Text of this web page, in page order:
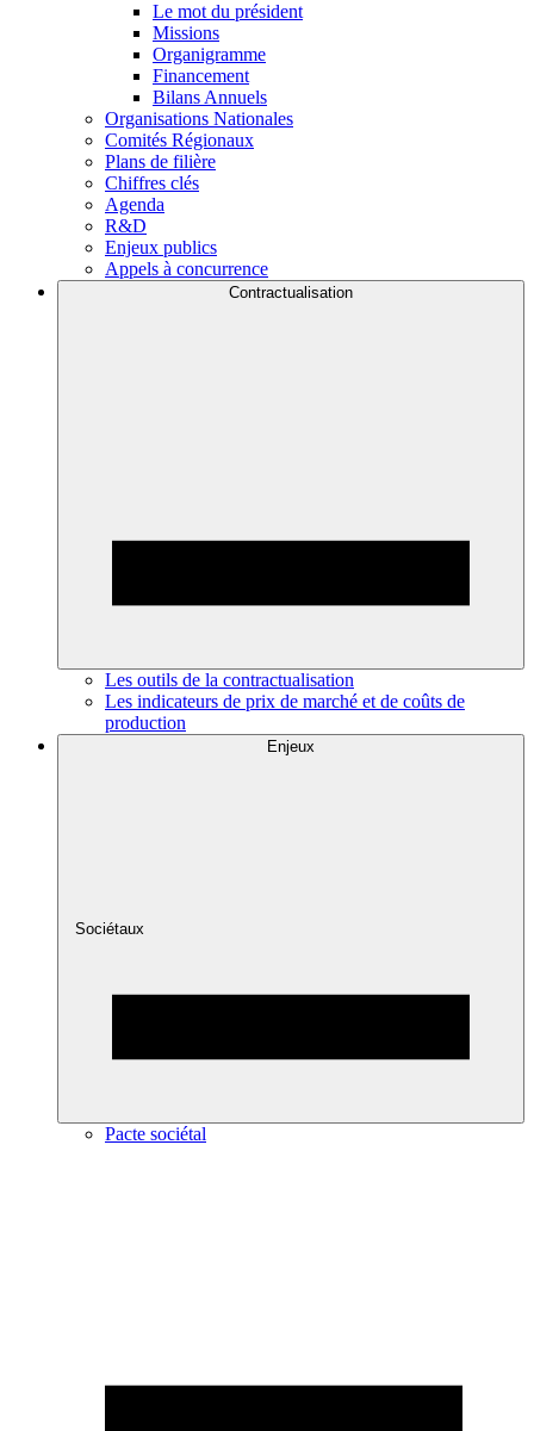
Le mot du président
Missions
Organigramme
Financement
Bilans Annuels
Organisations Nationales
Comités Régionaux
Plans de filière
Chiffres clés
Agenda
R&D
Enjeux publics
Appels à concurrence
Contractualisation
Les outils de la contractualisation
Les indicateurs de prix de marché et de coûts de
production
Enjeux
Sociétaux
Pacte sociétal